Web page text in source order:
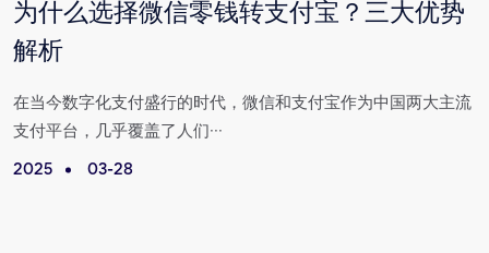
为什么选择微信零钱转支付宝？三大优势
解析
在当今数字化支付盛行的时代，微信和支付宝作为中国两大主流
支付平台，几乎覆盖了人们···
2025 03-28